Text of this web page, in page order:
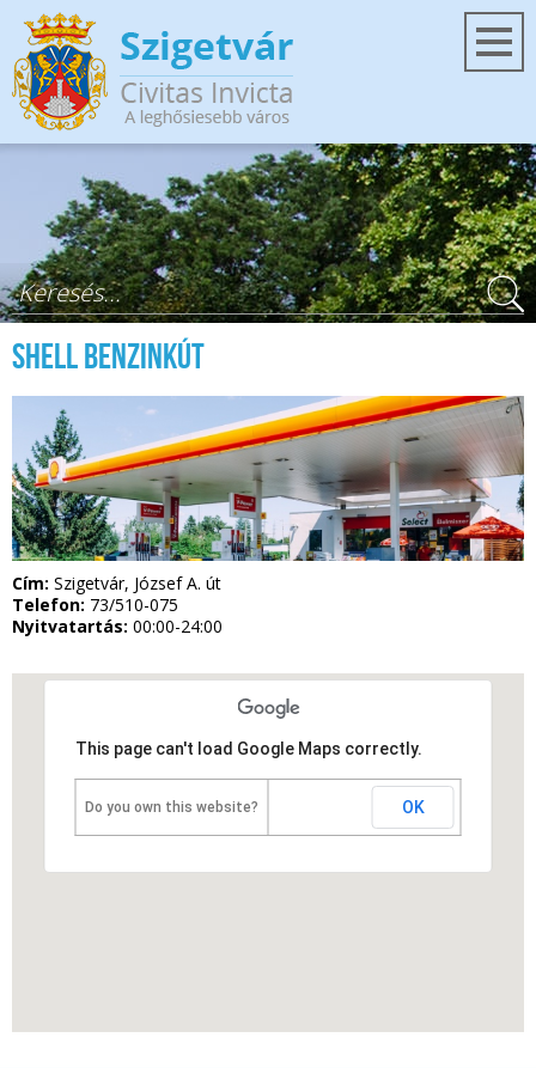
Ugrás a tartalomra
Keresés űrlap
SHELL benzinkút
Cím: Szigetvár, József A. út
Telefon: 73/510-075
Nyitvatartás: 00:00-24:00
This page can't load Google Maps correctly.
Do you own this website? OK